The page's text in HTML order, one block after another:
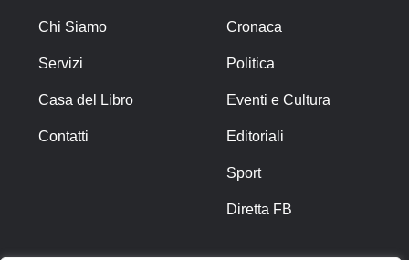
Chi Siamo
Servizi
Casa del Libro
Contatti
Cronaca
Politica
Eventi e Cultura
Editoriali
Sport
Diretta FB